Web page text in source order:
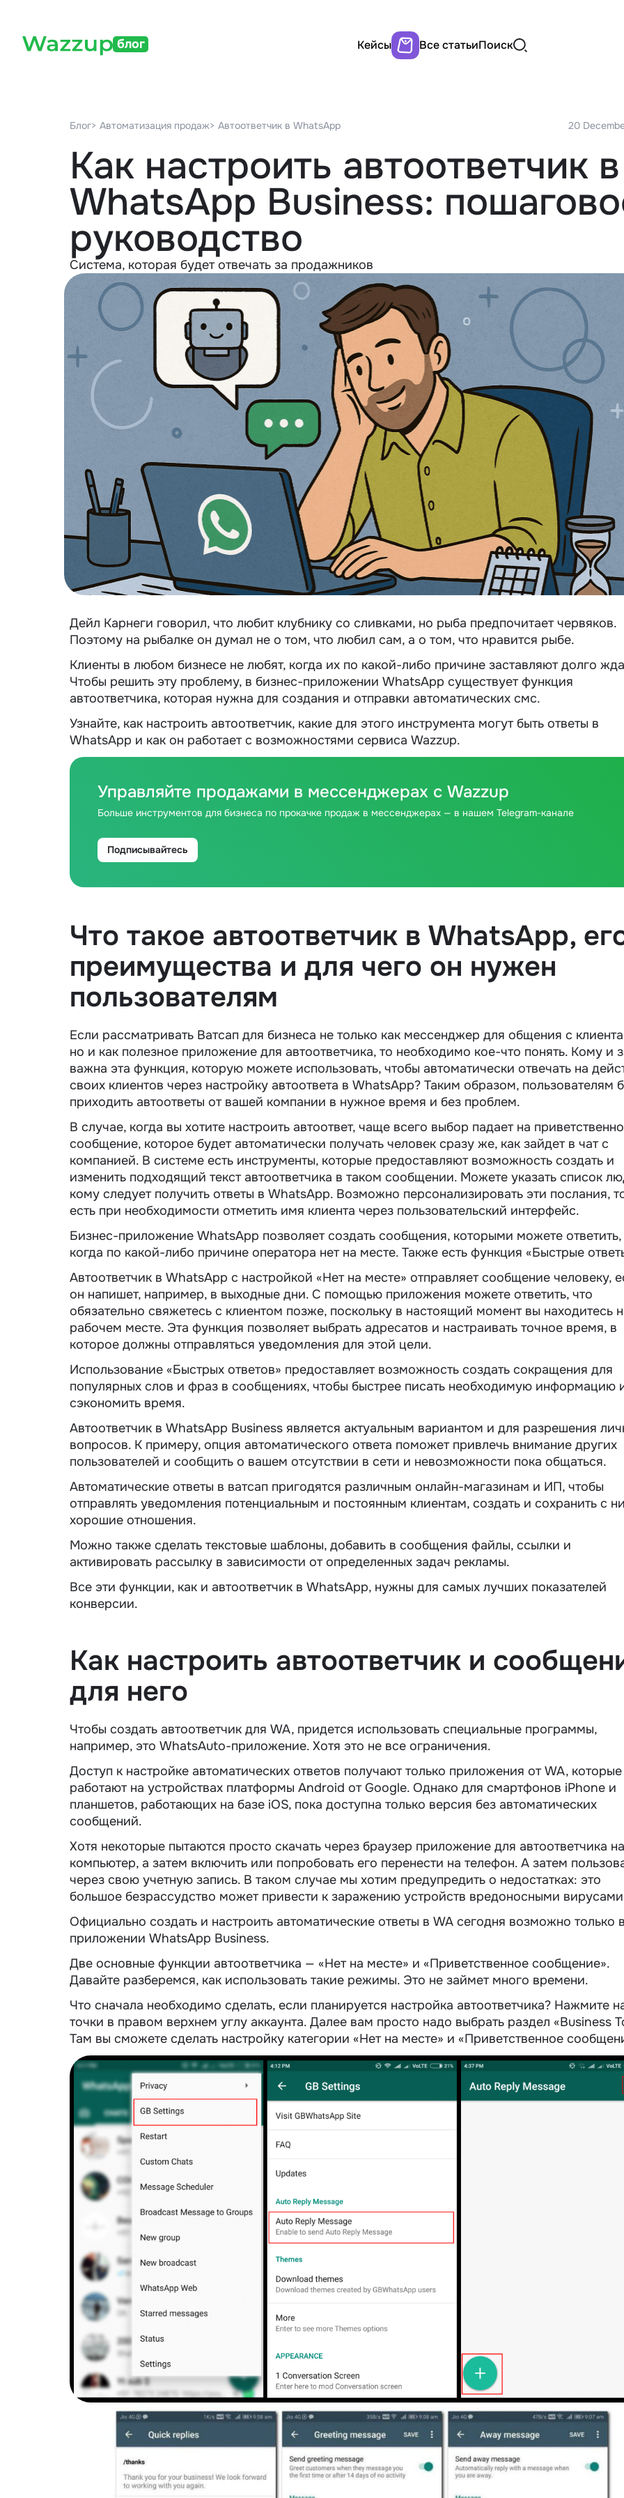
блог Кейсы Все статьиПоиск
Блог> Автоматизация продаж> Автоответчик в WhatsApp 20
Как настроить автоответчик в
WhatsApp Business:
руководство
Система, которая будет отвечать за продажников
Дейл Карнеги говорил, что любит клубнику со сливками, но рыба предпочитает червяков.
Поэтому на рыбалке он думал не о том, что любил сам, а о том, что нравится рыбе.
Клиенты в любом бизнесе не любят, когда их по какой-либо причине заставляют долго
Чтобы решить эту проблему, в бизнес-приложении WhatsApp существует функция
автоответчика, которая нужна для создания и отправки автоматических смс.
Узнайте, как настроить автоответчик, какие для этого инструмента могут быть ответы в
WhatsApp и как он работает с возможностями сервиса Wazzup.
Управляйте продажами в мессенджерах с Wazzup
Больше инструментов для бизнеса по прокачке продаж в мессенджерах — в нашем Telegram-канале
Подписывайтесь
Что такое автоответчик в WhatsApp,
преимущества и для чего он нужен
пользователям
Если рассматривать Ватсап для бизнеса не только как мессенджер для общения с
но и как полезное приложение для автоответчика, то необходимо кое-что понять. Кому и
важна эта функция, которую можете использовать, чтобы автоматически отвечать на
своих клиентов через настройку автоответа в WhatsApp? Таким образом, пользователям
приходить автоответы от вашей компании в нужное время и без проблем.
В случае, когда вы хотите настроить автоответ, чаще всего выбор падает на
сообщение, которое будет автоматически получать человек сразу же, как зайдет в чат с
компанией. В системе есть инструменты, которые предоставляют возможность создать и
изменить подходящий текст автоответчика в таком сообщении. Можете указать список
кому следует получить ответы в WhatsApp. Возможно персонализировать эти послания,
есть при необходимости отметить имя клиента через пользовательский интерфейс.
Бизнес-приложение WhatsApp позволяет создать сообщения, которыми можете ответить,
когда по какой-либо причине оператора нет на месте. Также есть функция «Быстрые
Автоответчик в WhatsApp с настройкой «Нет на месте» отправляет сообщение человеку,
он напишет, например, в выходные дни. С помощью приложения можете ответить, что
обязательно свяжетесь с клиентом позже, поскольку в настоящий момент вы находитесь
рабочем месте. Эта функция позволяет выбрать адресатов и настраивать точное время, в
которое должны отправляться уведомления для этой цели.
Использование «Быстрых ответов» предоставляет возможность создать сокращения для
популярных слов и фраз в сообщениях, чтобы быстрее писать необходимую информацию
сэкономить время.
Автоответчик в WhatsApp Business является актуальным вариантом и для разрешения
вопросов. К примеру, опция автоматического ответа поможет привлечь внимание других
пользователей и сообщить о вашем отсутствии в сети и невозможности пока общаться.
Автоматические ответы в ватсап пригодятся различным онлайн-магазинам и ИП, чтобы
отправлять уведомления потенциальным и постоянным клиентам, создать и сохранить с
хорошие отношения.
Можно также сделать текстовые шаблоны, добавить в сообщения файлы, ссылки и
активировать рассылку в зависимости от определенных задач рекламы.
Все эти функции, как и автоответчик в WhatsApp, нужны для самых лучших показателей
конверсии.
Как настроить автоответчик и
для него
Чтобы создать автоответчик для WA, придется использовать специальные программы,
например, это WhatsAuto-приложение. Хотя это не все ограничения.
Доступ к настройке автоматических ответов получают только приложения от WA, которые
работают на устройствах платформы Android от Google. Однако для смартфонов iPhone и
планшетов, работающих на базе iOS, пока доступна только версия без автоматических
сообщений.
Хотя некоторые пытаются просто скачать через браузер приложение для автоответчика на
компьютер, а затем включить или попробовать его перенести на телефон. А затем
через свою учетную запись. В таком случае мы хотим предупредить о недостатках: это
большое безрассудство может привести к заражению устройств вредоносными
Официально создать и настроить автоматические ответы в WA сегодня возможно только в
приложении WhatsApp Business.
Две основные функции автоответчика — «Нет на месте» и «Приветственное сообщение».
Давайте разберемся, как использовать такие режимы. Это не займет много времени.
Что сначала необходимо сделать, если планируется настройка автоответчика? Нажмите
точки в правом верхнем углу аккаунта. Далее вам просто надо выбрать раздел «Business
Там вы сможете сделать настройку категории «Нет на месте» и «Приветственное